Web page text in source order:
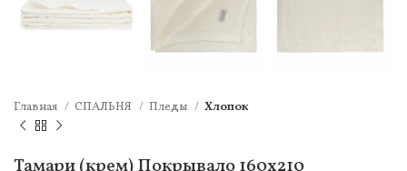
Главная СПАЛЬНЯ Пледы Хлопок